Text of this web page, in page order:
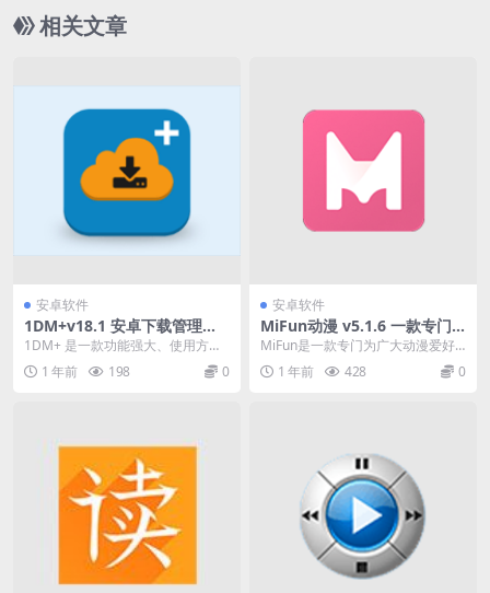
相关文章
安卓软件
1DM+v18.1 安卓下载管理工
具解锁高级版
1DM+ 是一款功能强大、使用方便
的 Android 下载管理器。其高速下
载能力...
1 年前 198 0
安卓软件
MiFun动漫 v5.1.6 一款专门
为广大动漫爱好者打造的追番
MiFun是一款专门为广大动漫爱好
者打造的追番神器。这里的动漫资
源不仅丰富还非常...
1 年前 428 0